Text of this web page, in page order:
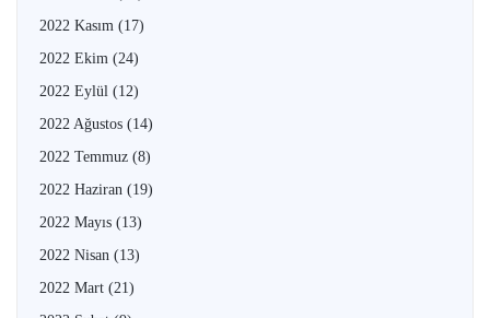
2022 Kasım (17)
2022 Ekim (24)
2022 Eylül (12)
2022 Ağustos (14)
2022 Temmuz (8)
2022 Haziran (19)
2022 Mayıs (13)
2022 Nisan (13)
2022 Mart (21)